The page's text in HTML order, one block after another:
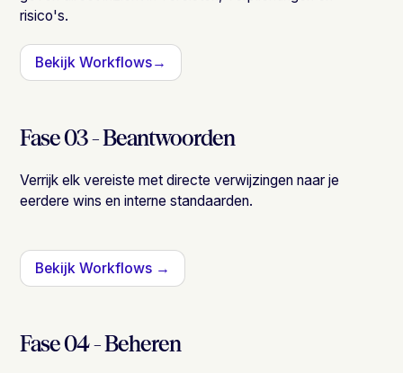
risico's.
Bekijk Workflows→
Fase 03 - Beantwoorden
Verrijk elk vereiste met directe verwijzingen naar je
eerdere wins en interne standaarden.
Bekijk Workflows →
Fase 04 - Beheren